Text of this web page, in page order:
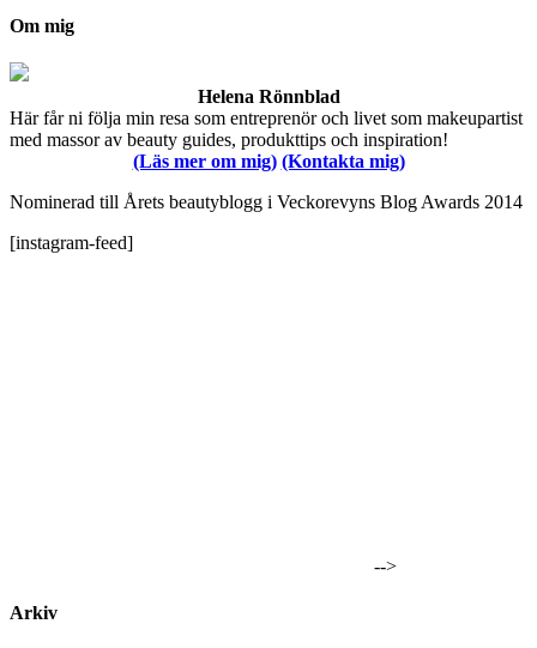
Om mig
Helena Rönnblad
Här får ni följa min resa som entreprenör och livet som makeupartist
med massor av beauty guides, produkttips och inspiration!
(Läs mer om mig) (Kontakta mig)
Nominerad till Årets beautyblogg i Veckorevyns Blog Awards 2014
[instagram-feed]
-->
Arkiv